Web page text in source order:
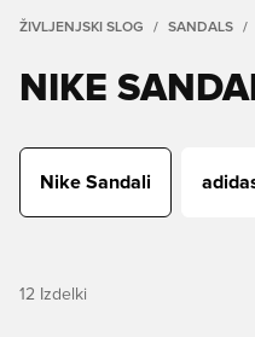
ŽIVLJENJSKI SLOG SANDALS
NIKE
Nike Sandali
12 Izdelki